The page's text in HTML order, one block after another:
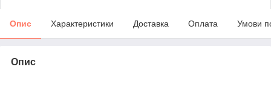
Опис Характеристики Доставка Оплата Умови
Опис